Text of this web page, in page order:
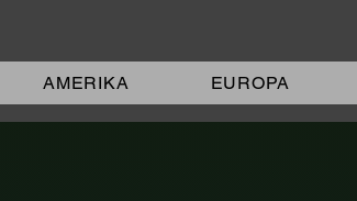
AMERIKA EUROPA